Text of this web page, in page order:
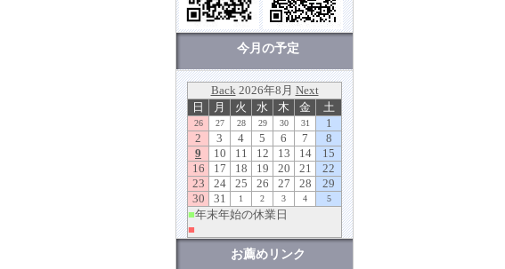
今月の予定
お薦めリンク